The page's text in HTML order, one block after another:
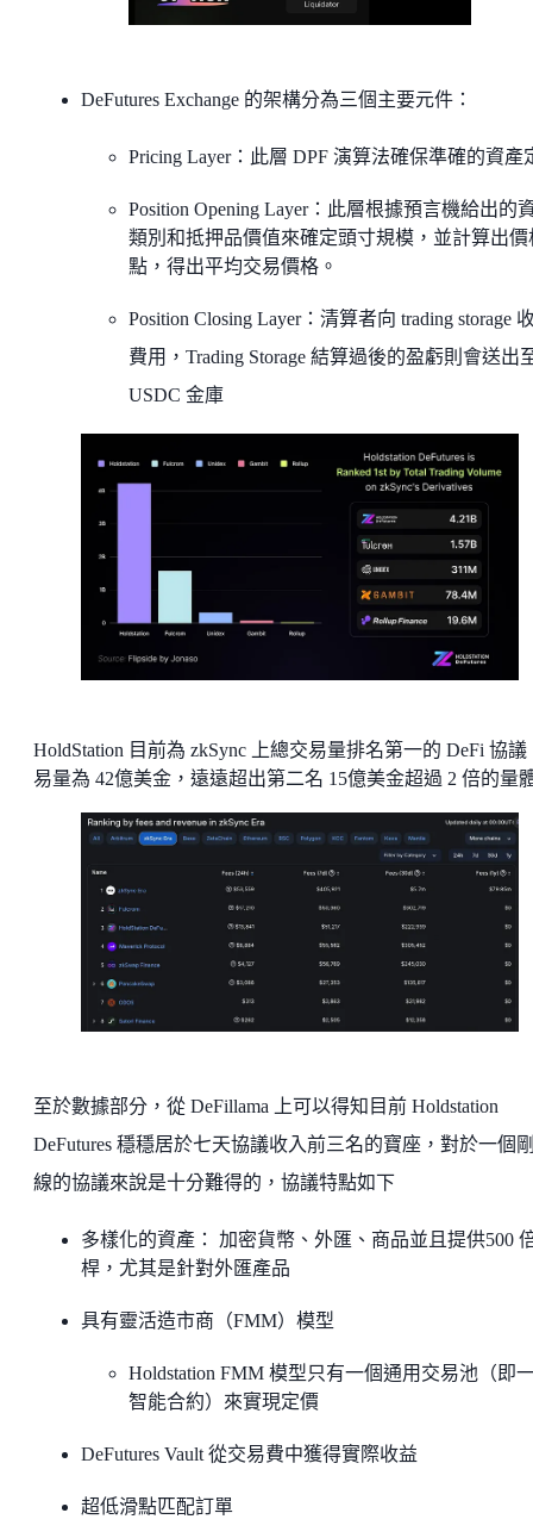
DeFutures Exchange 的架構分為三個主要元件：
Pricing Layer：此層 DPF 演算法確保準確的資產
Position Opening Layer：此層根據預言機給出的
類別和抵押品價值來確定頭寸規模，並計算出價
點，得出平均交易價格。
Position Closing Layer：清算者向 trading storage
費用，Trading Storage 結算過後的盈虧則會送出
USDC 金庫
HoldStation 目前為 zkSync 上總交易量排名第一的 DeFi 協議
易量為 42億美金，遠遠超出第二名 15億美金超過 2 倍的量
至於數據部分，從 DeFillama 上可以得知目前 Holdstation
DeFutures 穩穩居於七天協議收入前三名的寶座，對於一個
線的協議來說是十分難得的，協議特點如下
多樣化的資產： 加密貨幣、外匯、商品並且提供500
桿，尤其是針對外匯產品
具有靈活造市商（FMM）模型
Holdstation FMM 模型只有一個通用交易池（即
智能合約）來實現定價
DeFutures Vault 從交易費中獲得實際收益
超低滑點匹配訂單